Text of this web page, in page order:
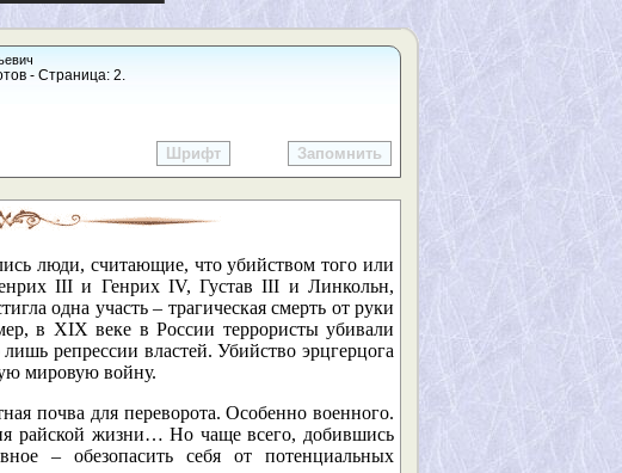
- Страница: 2.
Шрифт Запомнить
люди, считающие, что убийством того или
III и Генрих IV, Густав III и Линкольн,
одна участь – трагическая смерть от руки
в XIX веке в России террористы убивали
репрессии властей. Убийство эрцгерцога
мировую войну.
почва для переворота. Особенно военного.
райской жизни… Но чаще всего, добившись
– обезопасить себя от потенциальных